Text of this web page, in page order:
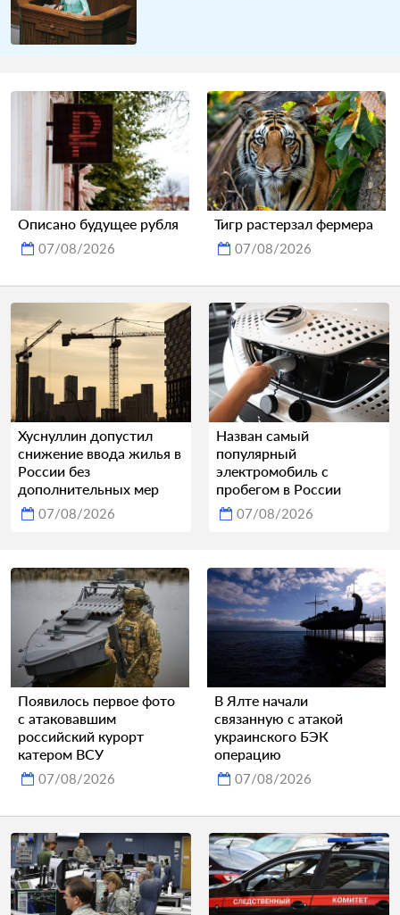
Описано будущее рубля
07/08/2026
Тигр растерзал фермера
07/08/2026
Хуснуллин допустил
снижение ввода жилья в
России без
дополнительных мер
07/08/2026
Назван самый
популярный
электромобиль с
пробегом в России
07/08/2026
Появилось первое фото
с атаковавшим
российский курорт
катером ВСУ
07/08/2026
В Ялте начали
связанную с атакой
украинского БЭК
операцию
07/08/2026